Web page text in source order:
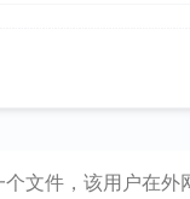
文件，该用户在